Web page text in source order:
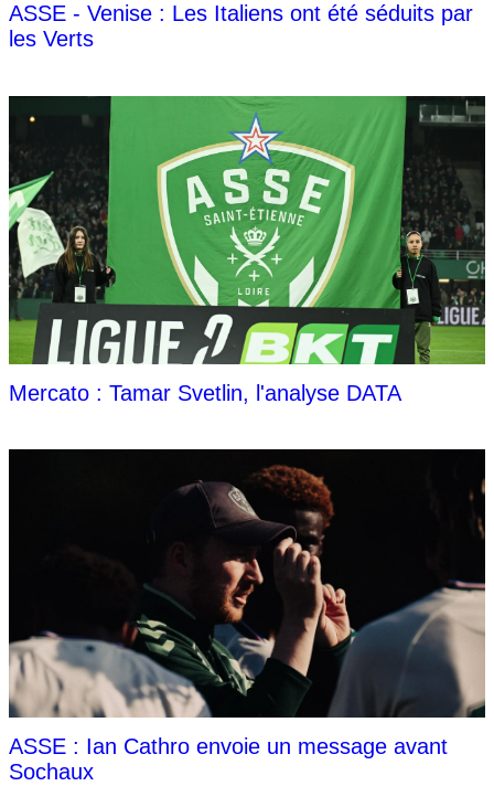
ASSE - Venise : Les Italiens ont été séduits par
les Verts
Mercato : Tamar Svetlin, l'analyse DATA
ASSE : Ian Cathro envoie un message avant
Sochaux